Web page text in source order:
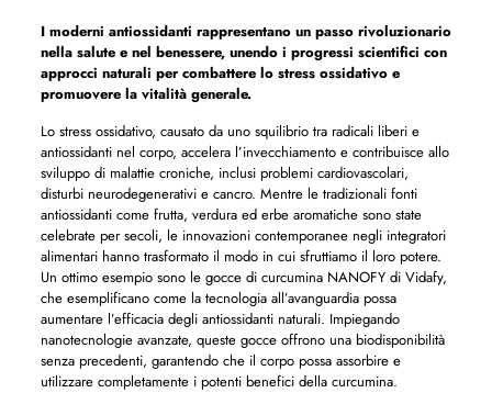
I moderni antiossidanti rappresentano un passo rivoluzionario
nella salute e nel benessere, unendo i progressi scientifici con
approcci naturali per combattere lo stress ossidativo e
promuovere la vitalità generale.
Lo stress ossidativo, causato da uno squilibrio tra radicali liberi e
antiossidanti nel corpo, accelera l’invecchiamento e contribuisce allo
sviluppo di malattie croniche, inclusi problemi cardiovascolari,
disturbi neurodegenerativi e cancro. Mentre le tradizionali fonti
antiossidanti come frutta, verdura ed erbe aromatiche sono state
celebrate per secoli, le innovazioni contemporanee negli integratori
alimentari hanno trasformato il modo in cui sfruttiamo il loro potere.
Un ottimo esempio sono le gocce di curcumina NANOFY di Vidafy,
che esemplificano come la tecnologia all’avanguardia possa
aumentare l’efficacia degli antiossidanti naturali. Impiegando
nanotecnologie avanzate, queste gocce offrono una biodisponibilità
senza precedenti, garantendo che il corpo possa assorbire e
utilizzare completamente i potenti benefici della curcumina.